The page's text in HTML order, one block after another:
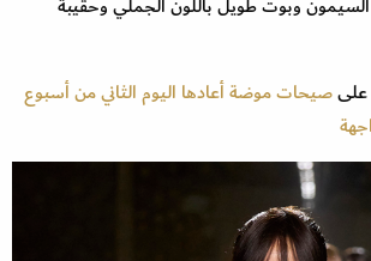
علىصيحات موضة أعادها اليوم الثاني من أسبوع